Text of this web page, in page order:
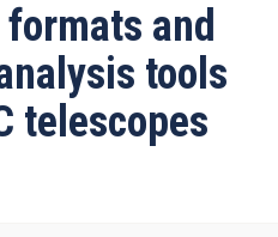
and
tools
telescopes